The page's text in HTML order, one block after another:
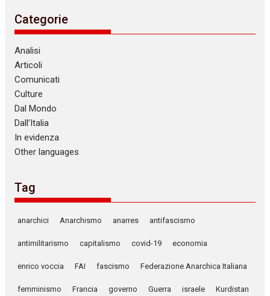
Categorie
Analisi
Articoli
Comunicati
Culture
Dal Mondo
Dall’Italia
In evidenza
Other languages
Tag
anarchici Anarchismo anarres antifascismo
antimilitarismo capitalismo covid-19 economia
enrico voccia FAI fascismo Federazione Anarchica Italiana
femminismo Francia governo Guerra israele Kurdistan